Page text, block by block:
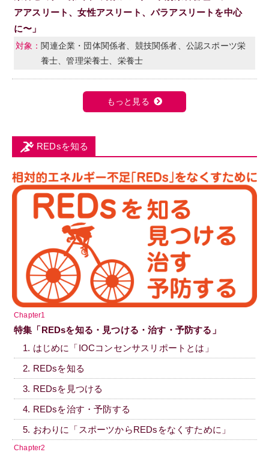
アアスリート、女性アスリート、パラアスリートを中心
に〜」
関連企業・団体関係者、競技関係者、公認スポーツ栄
養士、管理栄養士、栄養士
もっと見る
REDsを知る
Chapter1
特集「REDsを知る・見つける・治す・予防する」
1. はじめに「IOCコンセンサスリポートとは」
2. REDsを知る
3. REDsを見つける
4. REDsを治す・予防する
5. おわりに「スポーツからREDsをなくすために」
Chapter2